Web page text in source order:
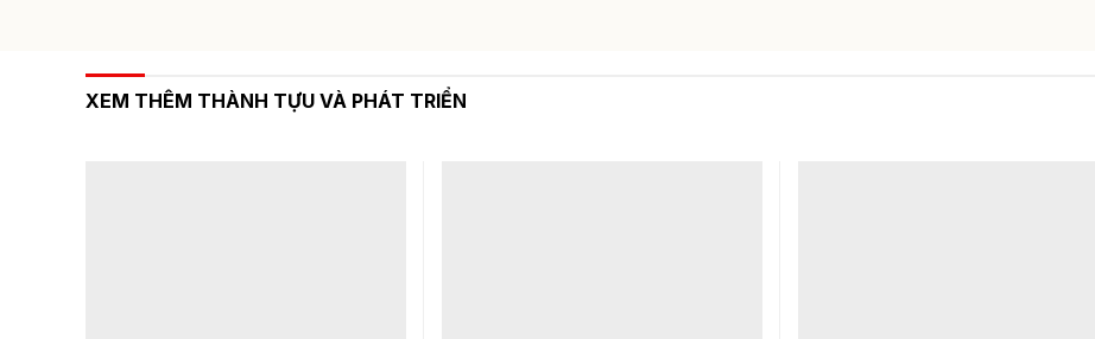
XEM THÊM THÀNH TỰU VÀ PHÁT TRIỂN